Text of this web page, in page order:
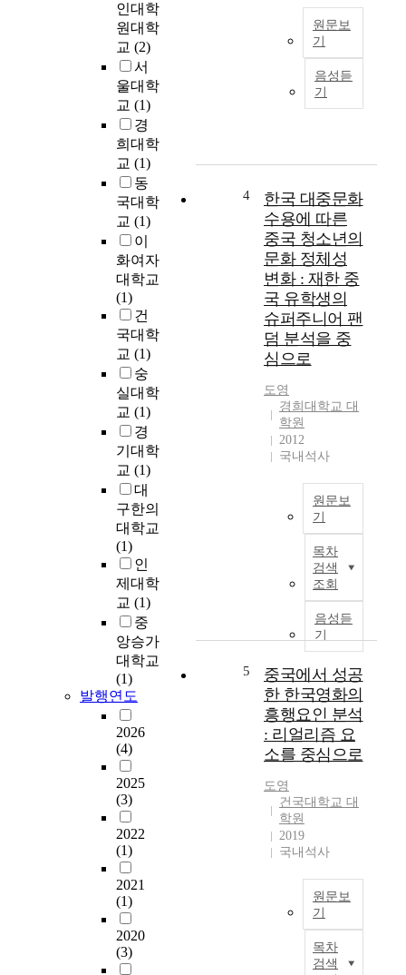
인대학
원대학
교 (2)
서
울대학
교 (1)
경
희대학
교 (1)
동
국대학
교 (1)
이
화여자
대학교
(1)
건
국대학
교 (1)
숭
실대학
교 (1)
경
기대학
교 (1)
대
구한의
대학교
(1)
인
제대학
교 (1)
중
앙승가
대학교
(1)
발행연도
2026
(4)
2025
(3)
2022
(1)
2021
(1)
2020
(3)
중
프
원문보
기
음성듣
기
화
4
한국 대중문화
수용에 따른
중국 청소년의
문화 정체성
변화 : 재한 중
국 유학생의
슈퍼주니어 팬
덤 분석을 중
심으로
도영
경희대학교 대
학원
2012
국내석사
원문보
기
목차
검색
조회
음성듣
기
5
중국에서 성공
한 한국영화의
흥행요인 분석
: 리얼리즘 요
소를 중심으로
도영
건국대학교 대
학원
2019
국내석사
원문보
기
목차
검색